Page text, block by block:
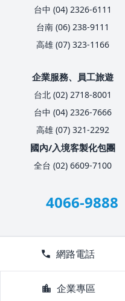
台中 (04) 2326-6111
台南 (06) 238-9111
高雄 (07) 323-1166
企業服務、員工旅遊
台北 (02) 2718-8001
台中 (04) 2326-7666
高雄 (07) 321-2292
國內/入境客製化包團
全台 (02) 6609-7100
4066-9888
call 網路電話
location_city 企業專區